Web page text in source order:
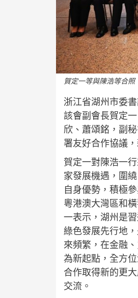
賀定一等與陳浩等合照
浙江省湖州市委
該會副會長賀定
欣、蕭頌銘，副
署友好合作協議
賀定一對陳浩一
家發展機遇，圍
自身優勢，積極
粵港澳大灣區和
一表示，湖州是
綠色發展先行地
來頻繁，在金融
為新起點，全方
合作取得新的更
交流。